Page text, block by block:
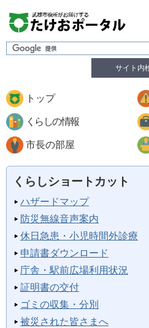
サイト内
トップ
くらしの情報
市長の部屋
くらしショートカット
ハザードマップ
防災無線音声案内
休日急患・小児時間外診療
申請書ダウンロード
庁舎・駅前広場利用状況
証明書の交付
ゴミの収集・分別
被災された皆さまへ